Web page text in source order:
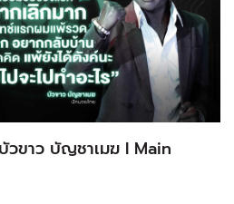
วขาว บัญชาเมฆ l Main